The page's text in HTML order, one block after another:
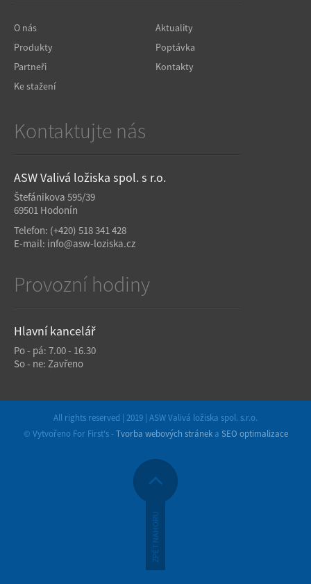
O nás
Produkty
Partneři
Ke stažení
Aktuality
Poptávka
Kontakty
Kontaktujte nás
ASW Valivá ložiska spol. s r.o.
Štefánikova 595/39
69501 Hodonín
Telefon: (+420) 518 341 428
E-mail: info@asw-loziska.cz
Provozní hodiny
Hlavní kancelář
Po - pá: 7.00 - 16.30
So - ne: Zavřeno
All rights reserved | 2019 | ASW Valivá ložiska spol. s.r.o.
© Vytvořeno For First's -Tvorba webových stráneka SEO optimalizace